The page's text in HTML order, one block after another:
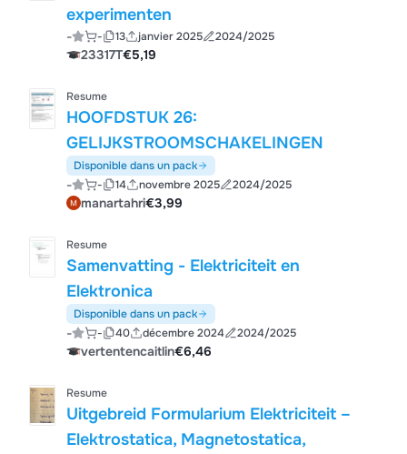
experimenten
- - 13 janvier 2025 2024/2025
23317T€5,19
Resume
HOOFDSTUK 26:
GELIJKSTROOMSCHAKELINGEN
Disponible dans un pack
- - 14 novembre 2025 2024/2025
manartahri€3,99
Resume
Samenvatting - Elektriciteit en
Elektronica
Disponible dans un pack
- - 40 décembre 2024 2024/2025
vertentencaitlin€6,46
Resume
Uitgebreid Formularium Elektriciteit –
Elektrostatica, Magnetostatica,